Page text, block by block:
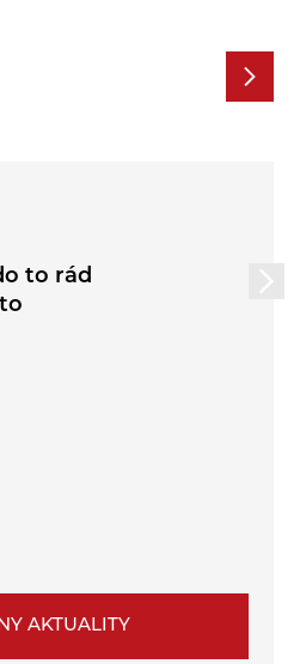
to rád
AKTUALITY